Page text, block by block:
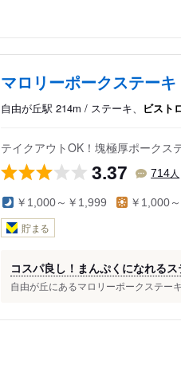
マロリーポークステーキ
自由が丘駅 214m / ステーキ、 ビスト
テイクアウトOK！塊極厚ポークス
3.37 714人
￥1,000～￥1,999 ￥1,000
貯まる
コスパ良し！まんぷくになれる
自由が丘にあるマロリーポークステー